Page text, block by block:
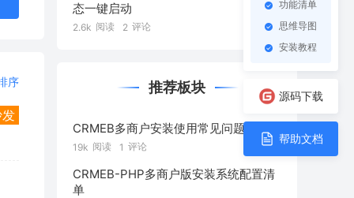
序
态一键启动
2.6k 阅读 2 评论
推荐板块
CRMEB多商户安装使用常见问题
19k 阅读 1 评论
CRMEB-PHP多商户版安装系统配置清
单
功能清单
思维导图
安装教程
源码下载
帮助文档